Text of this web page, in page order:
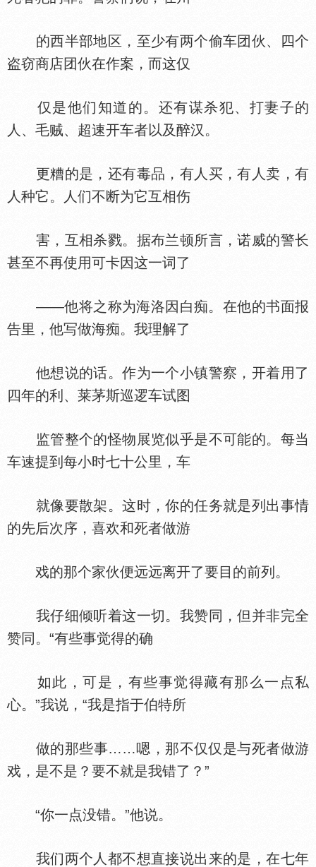
的西半部地区，至少有两个偷车团伙、四个
盗窃商店团伙在作案，而这仅
仅是他们知道的。还有谋杀犯、打妻子的
人、毛贼、超速开车者以及醉汉。
更糟的是，还有毒品，有人买，有人卖，有
人种它。人们不断为它互相伤
害，互相杀戮。据布兰顿所言，诺威的警长
甚至不再使用可卡因这一词了
——他将之称为海洛因白痴。在他的书面报
告里，他写做海痴。我理解了
他想说的话。作为一个小镇警察，开着用了
四年的利、莱茅斯巡逻车试图
监管整个的怪物展览似乎是不可能的。每当
车速提到每小时七十公里，车
就像要散架。这时，你的任务就是列出事情
的先后次序，喜欢和死者做游
戏的那个家伙便远远离开了要目的前列。
我仔细倾听着这一切。我赞同，但并非完全
赞同。“有些事觉得的确
如此，可是，有些事觉得藏有那么一点私
心。”我说，“我是指于伯特所
做的那些事……嗯，那不仅仅是与死者做游
戏，是不是？要不就是我错了？”
“你一点没错。”他说。
我们两个人都不想直接说出来的是，在七年